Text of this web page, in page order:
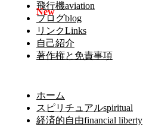
飛行機aviation
ブログblog
リンクLinks
自己紹介
著作権と免責事項
ホーム
スピリチュアルspiritual
経済的自由financial liberty